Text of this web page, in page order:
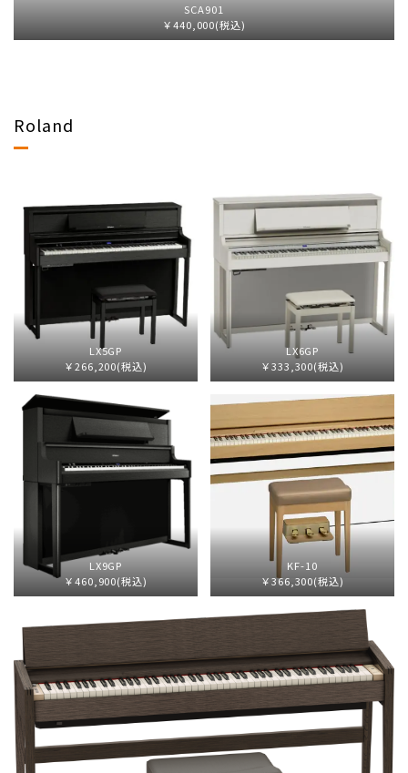
SCA901
￥440,000(税込)
Roland
LX5GP
￥266,200(税込)
LX6GP
￥333,300(税込)
LX9GP
￥460,900(税込)
KF-10
￥366,300(税込)